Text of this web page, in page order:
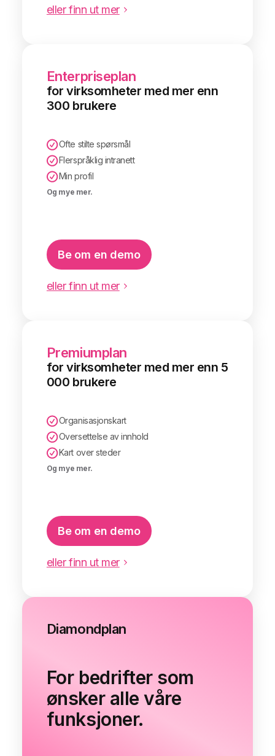
eller finn ut mer
Enterpriseplan
for virksomheter med mer enn
300 brukere
Ofte stilte spørsmål
Flerspråklig intranett
Min profil
Og mye mer.
Be om en demo
eller finn ut mer
Premiumplan
for virksomheter med mer enn 5
000 brukere
Organisasjonskart
Oversettelse av innhold
Kart over steder
Og mye mer.
Be om en demo
eller finn ut mer
Diamondplan
For bedrifter som
ønsker alle våre
funksjoner.